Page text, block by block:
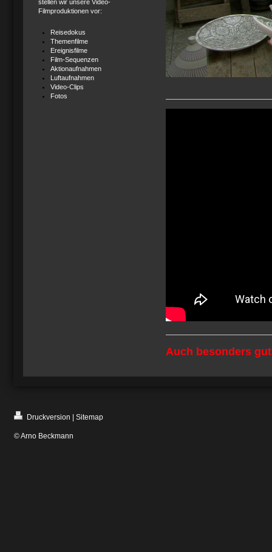
stellen wir unsere Video-
Filmproduktionen vor:
Reisedokus
Themenfilme
Ereignisfilme
Film-Sequenzen
Aktionaufnahmen
Luftaufnahmen
Video-Clips
Fotos
Auch besonders
Druckversion Sitemap
© Arno Beckmann